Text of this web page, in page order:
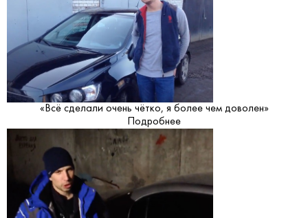
«Всё сделали очень чётко, я более чем доволен»
Подробнее